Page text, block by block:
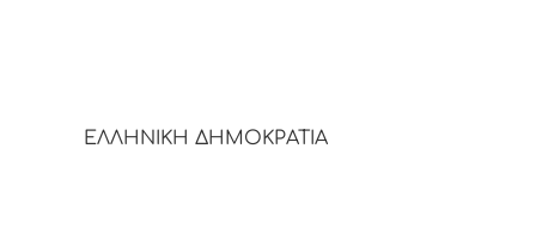
ΕΛΛΗΝΙΚΗ ΔΗΜΟΚΡΑΤΙΑ